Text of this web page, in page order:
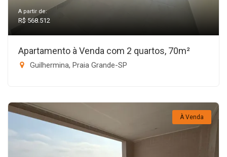
A partir de:
R$ 568.512
Apartamento à Venda com 2 quartos, 70m²
Guilhermina, Praia Grande-SP
À Venda